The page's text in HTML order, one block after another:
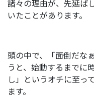
諸々の理由が、先延ば
いたことがあります。
頭の中で、「面倒だな
うと、始動するまでに
し」というオチに至っ
ます。